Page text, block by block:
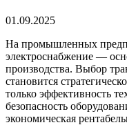
01.09.2025
На промышленных
электроснабжение —
производства. Выбор
становится
только эффективность
безопасность
экономическая